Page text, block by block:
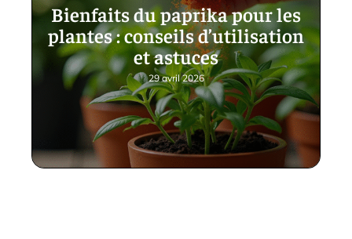
Bienfaits du paprika pour les
plantes : conseils d’utilisation
et astuces
29 avril 2026